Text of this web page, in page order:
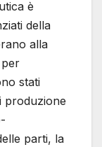
è
della
alla
stati
produzione
parti, la